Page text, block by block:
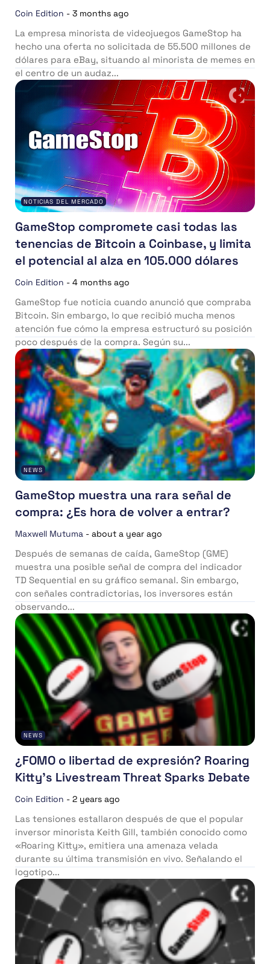
Coin Edition - 3 months ago
La empresa minorista de videojuegos GameStop ha
hecho una oferta no solicitada de 55.500 millones de
dólares para eBay, situando al minorista de memes en
el centro de un audaz...
NOTICIAS DEL MERCADO
GameStop compromete casi todas las
tenencias de Bitcoin a Coinbase, y limita
el potencial al alza en 105.000 dólares
Coin Edition - 4 months ago
GameStop fue noticia cuando anunció que compraba
Bitcoin. Sin embargo, lo que recibió mucha menos
atención fue cómo la empresa estructuró su posición
poco después de la compra. Según su...
NEWS
GameStop muestra una rara señal de
compra: ¿Es hora de volver a entrar?
Maxwell Mutuma - about a year ago
Después de semanas de caída, GameStop (GME)
muestra una posible señal de compra del indicador
TD Sequential en su gráfico semanal. Sin embargo,
con señales contradictorias, los inversores están
observando...
NEWS
¿FOMO o libertad de expresión? Roaring
Kitty’s Livestream Threat Sparks Debate
Coin Edition - 2 years ago
Las tensiones estallaron después de que el popular
inversor minorista Keith Gill, también conocido como
«Roaring Kitty», emitiera una amenaza velada
durante su última transmisión en vivo. Señalando el
logotipo...